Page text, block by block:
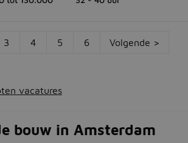
3 4 5 6 Volgende >
vacatures
bouw in Amsterdam